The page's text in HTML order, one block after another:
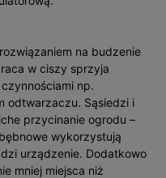
na budzenie
w ciszy sprzyja
np.
odtwarzaczu. Sąsiedzi i
przycinanie ogrodu –
wykorzystują
urządzenie. Dodatkowo
mniej miejsca niż